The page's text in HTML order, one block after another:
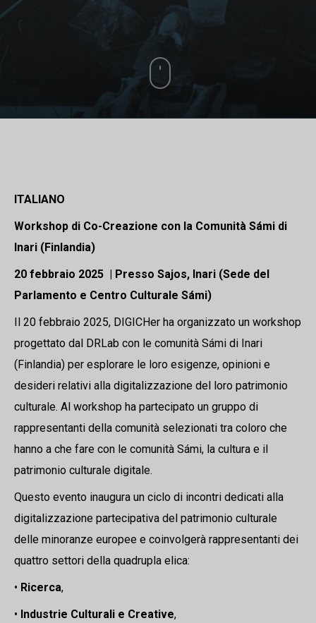
ITALIANO
Workshop di Co-Creazione con la Comunità Sámi di
Inari (Finlandia)
20 febbraio 2025 | Presso Sajos, Inari (Sede del
Parlamento e Centro Culturale Sámi)
Il 20 febbraio 2025, DIGICHer ha organizzato un workshop
progettato dal DRLab con le comunità Sámi di Inari
(Finlandia) per esplorare le loro esigenze, opinioni e
desideri relativi alla digitalizzazione del loro patrimonio
culturale. Al workshop ha partecipato un gruppo di
rappresentanti della comunità selezionati tra coloro che
hanno a che fare con le comunità Sámi, la cultura e il
patrimonio culturale digitale.
Questo evento inaugura un ciclo di incontri dedicati alla
digitalizzazione partecipativa del patrimonio culturale
delle minoranze europee e coinvolgerà rappresentanti dei
quattro settori della quadrupla elica:
• Ricerca,
• Industrie Culturali e Creative,